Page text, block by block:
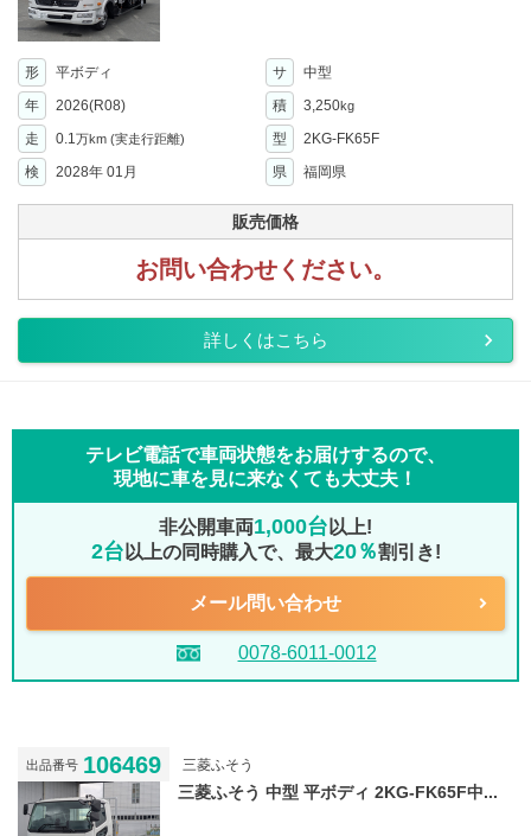
形 平ボディ サ
中型
年
2026(R08) 積 3,250kg
走 0.1万km (実走行距離) 型
2KG-FK65F
検
2028年 01月 県 福岡県
販売価格
お問い合わせください。
詳しくはこちら
テレビ電話で車両状態をお届けするので、
現地に車を見に来なくても大丈夫！
非公開車両1,000台 以上!
2台 以上の同時購入で、最大20％割引き!
メール問い合わせ
0078-6011-0012
出品番号 106469 三菱ふそう
三菱ふそう 中型 平ボディ 2KG-FK65F中...